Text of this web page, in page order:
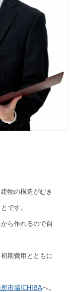
物の構造がむき
です。
ら作れるので自
期費用とともに
市場ICHIBAへ。